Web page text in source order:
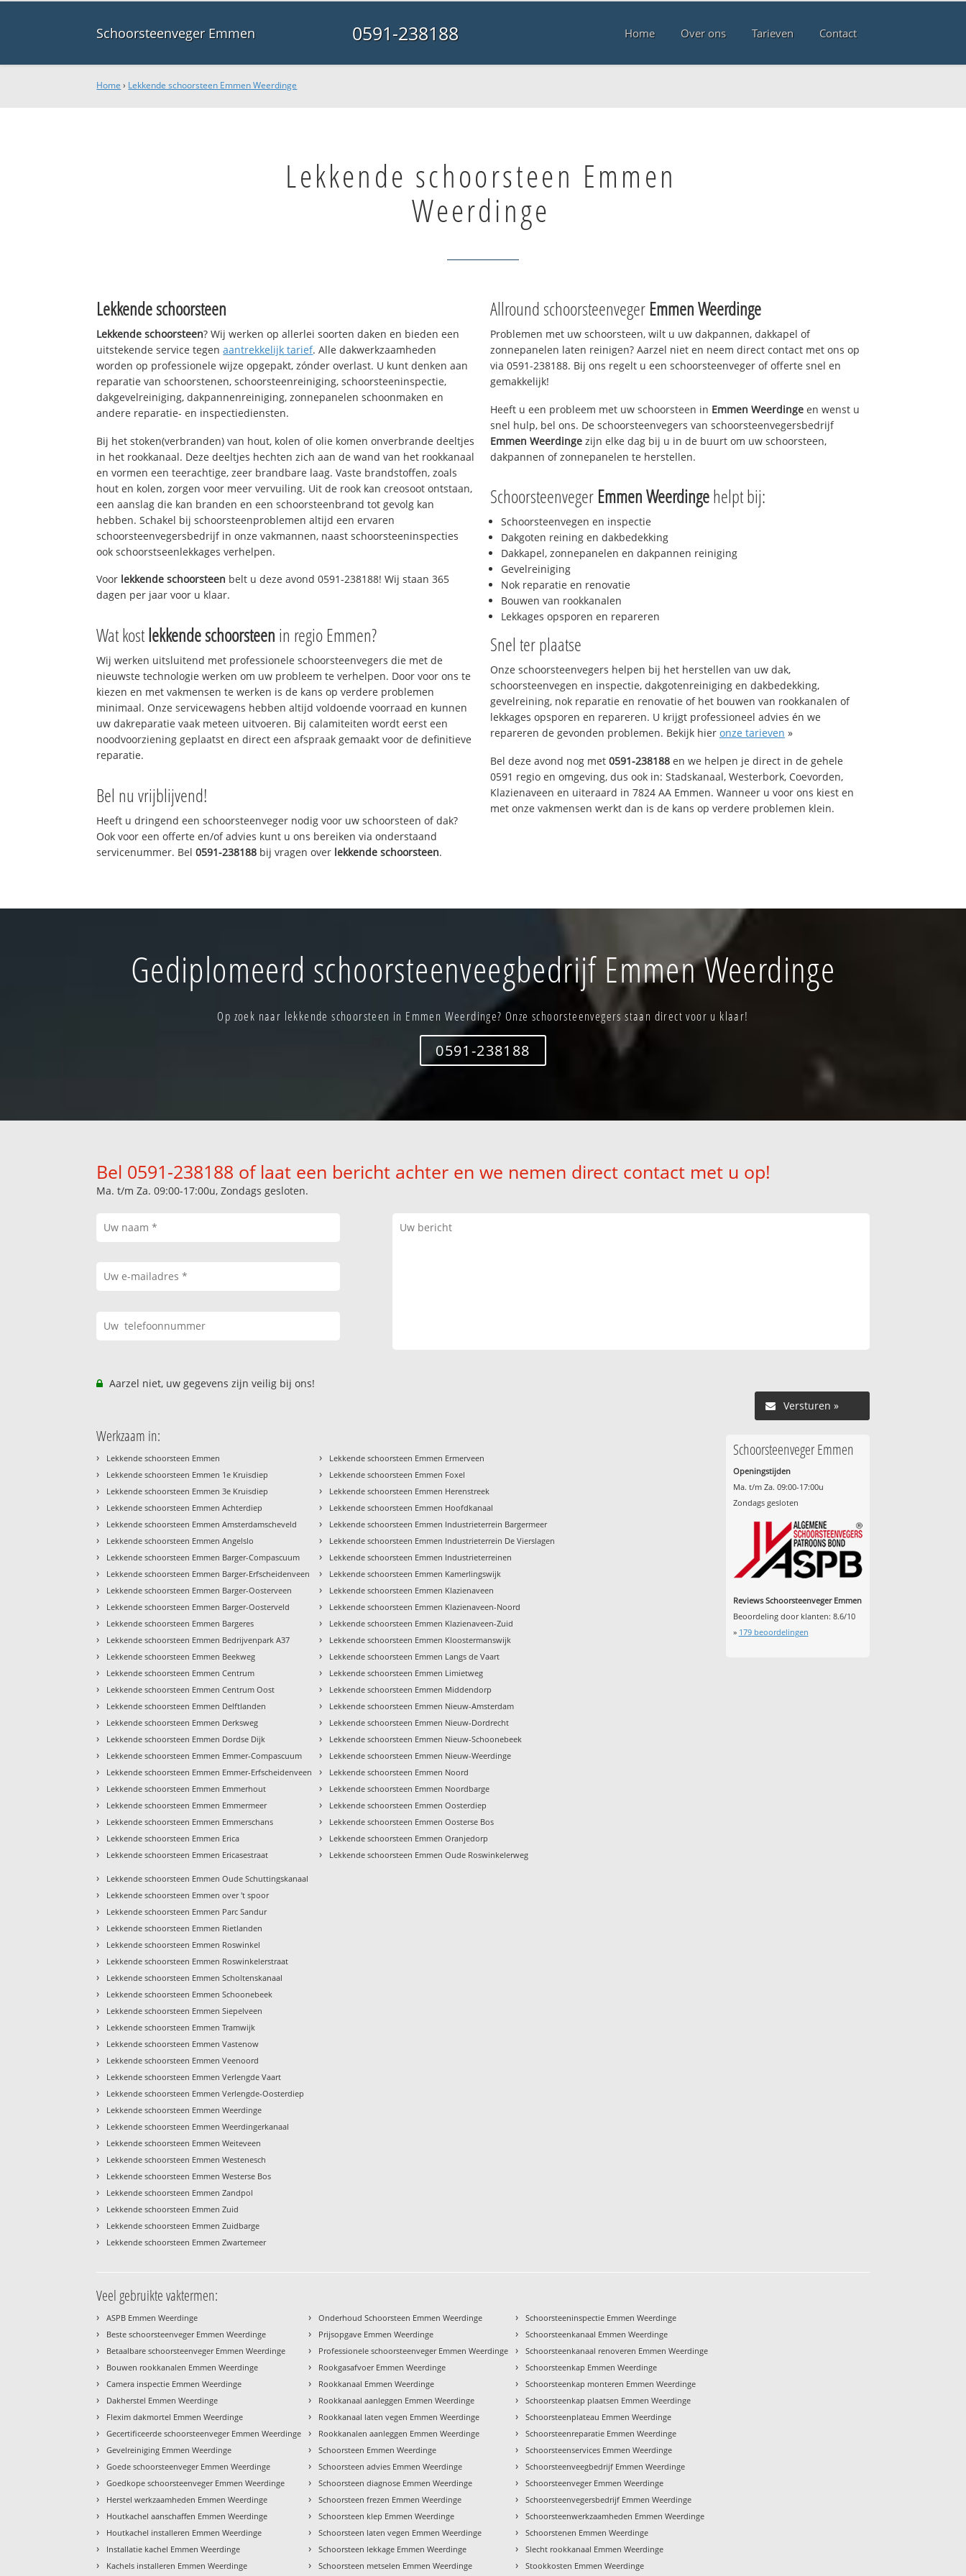
Schoorsteenveger Emmen 0591-238188 Home Over ons Tarieven Contact
Home › Lekkende schoorsteen Emmen Weerdinge
Lekkende schoorsteen Emmen
Weerdinge
Lekkende schoorsteen
Lekkende schoorsteen? Wij werken op allerlei soorten daken en bieden een
uitstekende service tegenaantrekkelijk tarief. Alle dakwerkzaamheden
worden op professionele wijze opgepakt, zónder overlast. U kunt denken aan
reparatie van schoorstenen, schoorsteenreiniging, schoorsteeninspectie,
dakgevelreiniging, dakpannenreiniging, zonnepanelen schoonmaken en
andere reparatie- en inspectiediensten.
Bij het stoken(verbranden) van hout, kolen of olie komen onverbrande deeltjes
in het rookkanaal. Deze deeltjes hechten zich aan de wand van het rookkanaal
en vormen een teerachtige, zeer brandbare laag. Vaste brandstoffen, zoals
hout en kolen, zorgen voor meer vervuiling. Uit de rook kan creosoot ontstaan,
een aanslag die kan branden en een schoorsteenbrand tot gevolg kan
hebben. Schakel bij schoorsteenproblemen altijd een ervaren
schoorsteenvegersbedrijf in onze vakmannen, naast schoorsteeninspecties
ook schoorstseenlekkages verhelpen.
Voor lekkende schoorsteen belt u deze avond 0591-238188! Wij staan 365
dagen per jaar voor u klaar.
Wat kostlekkende schoorsteen in regio Emmen?
Wij werken uitsluitend met professionele schoorsteenvegers die met de
nieuwste technologie werken om uw probleem te verhelpen. Door voor ons te
kiezen en met vakmensen te werken is de kans op verdere problemen
minimaal. Onze servicewagens hebben altijd voldoende voorraad en kunnen
uw dakreparatie vaak meteen uitvoeren. Bij calamiteiten wordt eerst een
noodvoorziening geplaatst en direct een afspraak gemaakt voor de definitieve
reparatie.
Bel nu vrijblijvend!
Heeft u dringend een schoorsteenveger nodig voor uw schoorsteen of dak?
Ook voor een offerte en/of advies kunt u ons bereiken via onderstaand
servicenummer. Bel0591-238188 bij vragen over lekkende schoorsteen.
Allround schoorsteenveger Emmen Weerdinge
Problemen met uw schoorsteen, wilt u uw dakpannen, dakkapel of
zonnepanelen laten reinigen? Aarzel niet en neem direct contact met ons op
via 0591-238188. Bij ons regelt u een schoorsteenveger of offerte snel en
gemakkelijk!
Heeft u een probleem met uw schoorsteen in Emmen Weerdinge en wenst u
snel hulp, bel ons. De schoorsteenvegers van schoorsteenvegersbedrijf
Emmen Weerdinge zijn elke dag bij u in de buurt om uw schoorsteen,
dakpannen of zonnepanelen te herstellen.
Schoorsteenveger Emmen Weerdingehelpt bij:
Schoorsteenvegen en inspectie
Dakgoten reining en dakbedekking
Dakkapel, zonnepanelen en dakpannen reiniging
Gevelreiniging
Nok reparatie en renovatie
Bouwen van rookkanalen
Lekkages opsporen en repareren
Snel ter plaatse
Onze schoorsteenvegers helpen bij het herstellen van uw dak,
schoorsteenvegen en inspectie, dakgotenreiniging en dakbedekking,
gevelreining, nok reparatie en renovatie of het bouwen van rookkanalen of
lekkages opsporen en repareren. U krijgt professioneel advies én we
repareren de gevonden problemen. Bekijk hier onze tarieven »
Bel deze avond nog met 0591-238188 en we helpen je direct in de gehele
0591 regio en omgeving, dus ook in: Stadskanaal, Westerbork, Coevorden,
Klazienaveen en uiteraard in 7824 AA Emmen. Wanneer u voor ons kiest en
met onze vakmensen werkt dan is de kans op verdere problemen klein.
Gediplomeerd schoorsteenveegbedrijf Emmen Weerdinge
Op zoek naar lekkende schoorsteen in Emmen Weerdinge? Onze schoorsteenvegers staan direct voor u klaar!
0591-238188
Bel 0591-238188 of laat een bericht achter en we nemen direct contact met u op!
Ma. t/m Za. 09:00-17:00u, Zondags gesloten.
Aarzel niet, uw gegevens zijn veilig bij ons!
Versturen »
Werkzaam in:
› Lekkende schoorsteen Emmen
› Lekkende schoorsteen Emmen 1e Kruisdiep
› Lekkende schoorsteen Emmen 3e Kruisdiep
› Lekkende schoorsteen Emmen Achterdiep
› Lekkende schoorsteen Emmen Amsterdamscheveld
› Lekkende schoorsteen Emmen Angelslo
› Lekkende schoorsteen Emmen Barger-Compascuum
› Lekkende schoorsteen Emmen Barger-Erfscheidenveen
› Lekkende schoorsteen Emmen Barger-Oosterveen
› Lekkende schoorsteen Emmen Barger-Oosterveld
› Lekkende schoorsteen Emmen Bargeres
› Lekkende schoorsteen Emmen Bedrijvenpark A37
› Lekkende schoorsteen Emmen Beekweg
› Lekkende schoorsteen Emmen Centrum
› Lekkende schoorsteen Emmen Centrum Oost
› Lekkende schoorsteen Emmen Delftlanden
› Lekkende schoorsteen Emmen Derksweg
› Lekkende schoorsteen Emmen Dordse Dijk
› Lekkende schoorsteen Emmen Emmer-Compascuum
› Lekkende schoorsteen Emmen Emmer-Erfscheidenveen
› Lekkende schoorsteen Emmen Emmerhout
› Lekkende schoorsteen Emmen Emmermeer
› Lekkende schoorsteen Emmen Emmerschans
› Lekkende schoorsteen Emmen Erica
› Lekkende schoorsteen Emmen Ericasestraat
› Lekkende schoorsteen Emmen Ermerveen
› Lekkende schoorsteen Emmen Foxel
› Lekkende schoorsteen Emmen Herenstreek
› Lekkende schoorsteen Emmen Hoofdkanaal
› Lekkende schoorsteen Emmen Industrieterrein Bargermeer
› Lekkende schoorsteen Emmen Industrieterrein De Vierslagen
› Lekkende schoorsteen Emmen Industrieterreinen
› Lekkende schoorsteen Emmen Kamerlingswijk
› Lekkende schoorsteen Emmen Klazienaveen
› Lekkende schoorsteen Emmen Klazienaveen-Noord
› Lekkende schoorsteen Emmen Klazienaveen-Zuid
› Lekkende schoorsteen Emmen Kloostermanswijk
› Lekkende schoorsteen Emmen Langs de Vaart
› Lekkende schoorsteen Emmen Limietweg
› Lekkende schoorsteen Emmen Middendorp
› Lekkende schoorsteen Emmen Nieuw-Amsterdam
› Lekkende schoorsteen Emmen Nieuw-Dordrecht
› Lekkende schoorsteen Emmen Nieuw-Schoonebeek
› Lekkende schoorsteen Emmen Nieuw-Weerdinge
› Lekkende schoorsteen Emmen Noord
› Lekkende schoorsteen Emmen Noordbarge
› Lekkende schoorsteen Emmen Oosterdiep
› Lekkende schoorsteen Emmen Oosterse Bos
› Lekkende schoorsteen Emmen Oranjedorp
› Lekkende schoorsteen Emmen Oude Roswinkelerweg
› Lekkende schoorsteen Emmen Oude Schuttingskanaal
› Lekkende schoorsteen Emmen over 't spoor
› Lekkende schoorsteen Emmen Parc Sandur
› Lekkende schoorsteen Emmen Rietlanden
› Lekkende schoorsteen Emmen Roswinkel
› Lekkende schoorsteen Emmen Roswinkelerstraat
› Lekkende schoorsteen Emmen Scholtenskanaal
› Lekkende schoorsteen Emmen Schoonebeek
› Lekkende schoorsteen Emmen Siepelveen
› Lekkende schoorsteen Emmen Tramwijk
› Lekkende schoorsteen Emmen Vastenow
› Lekkende schoorsteen Emmen Veenoord
› Lekkende schoorsteen Emmen Verlengde Vaart
› Lekkende schoorsteen Emmen Verlengde-Oosterdiep
› Lekkende schoorsteen Emmen Weerdinge
› Lekkende schoorsteen Emmen Weerdingerkanaal
› Lekkende schoorsteen Emmen Weiteveen
› Lekkende schoorsteen Emmen Westenesch
› Lekkende schoorsteen Emmen Westerse Bos
› Lekkende schoorsteen Emmen Zandpol
› Lekkende schoorsteen Emmen Zuid
› Lekkende schoorsteen Emmen Zuidbarge
› Lekkende schoorsteen Emmen Zwartemeer
Schoorsteenveger Emmen
Openingstijden
Ma. t/m Za. 09:00-17:00u
Zondags gesloten
Reviews Schoorsteenveger Emmen
Beoordeling door klanten: 8.6/10
» 179beoordelingen
Veel gebruikte vaktermen:
› ASPB Emmen Weerdinge
› Beste schoorsteenveger Emmen Weerdinge
› Betaalbare schoorsteenveger Emmen Weerdinge
› Bouwen rookkanalen Emmen Weerdinge
› Camera inspectie Emmen Weerdinge
› Dakherstel Emmen Weerdinge
› Flexim dakmortel Emmen Weerdinge
› Gecertificeerde schoorsteenveger Emmen Weerdinge
› Gevelreiniging Emmen Weerdinge
› Goede schoorsteenveger Emmen Weerdinge
› Goedkope schoorsteenveger Emmen Weerdinge
› Herstel werkzaamheden Emmen Weerdinge
› Houtkachel aanschaffen Emmen Weerdinge
› Houtkachel installeren Emmen Weerdinge
› Installatie kachel Emmen Weerdinge
› Kachels installeren Emmen Weerdinge
› Onderhoud Schoorsteen Emmen Weerdinge
› Prijsopgave Emmen Weerdinge
› Professionele schoorsteenveger Emmen Weerdinge
› Rookgasafvoer Emmen Weerdinge
› Rookkanaal Emmen Weerdinge
› Rookkanaal aanleggen Emmen Weerdinge
› Rookkanaal laten vegen Emmen Weerdinge
› Rookkanalen aanleggen Emmen Weerdinge
› Schoorsteen Emmen Weerdinge
› Schoorsteen advies Emmen Weerdinge
› Schoorsteen diagnose Emmen Weerdinge
› Schoorsteen frezen Emmen Weerdinge
› Schoorsteen klep Emmen Weerdinge
› Schoorsteen laten vegen Emmen Weerdinge
› Schoorsteen lekkage Emmen Weerdinge
› Schoorsteen metselen Emmen Weerdinge
› Schoorsteeninspectie Emmen Weerdinge
› Schoorsteenkanaal Emmen Weerdinge
› Schoorsteenkanaal renoveren Emmen Weerdinge
› Schoorsteenkap Emmen Weerdinge
› Schoorsteenkap monteren Emmen Weerdinge
› Schoorsteenkap plaatsen Emmen Weerdinge
› Schoorsteenplateau Emmen Weerdinge
› Schoorsteenreparatie Emmen Weerdinge
› Schoorsteenservices Emmen Weerdinge
› Schoorsteenveegbedrijf Emmen Weerdinge
› Schoorsteenveger Emmen Weerdinge
› Schoorsteenvegersbedrijf Emmen Weerdinge
› Schoorsteenwerkzaamheden Emmen Weerdinge
› Schoorstenen Emmen Weerdinge
› Slecht rookkanaal Emmen Weerdinge
› Stookkosten Emmen Weerdinge